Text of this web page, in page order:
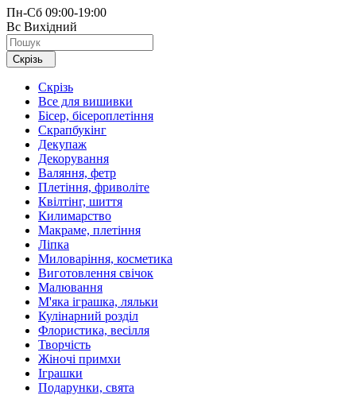
Пн-Сб 09:00-19:00
Вс Вихідний
Скрізь
Скрізь
Все для вишивки
Бісер, бісероплетіння
Скрапбукінг
Декупаж
Декорування
Валяння, фетр
Плетіння, фриволіте
Квілтінг, шиття
Килимарство
Макраме, плетіння
Ліпка
Миловаріння, косметика
Виготовлення свічок
Малювання
М'яка іграшка, ляльки
Кулінарний розділ
Флористика, весілля
Творчість
Жіночі примхи
Іграшки
Подарунки, свята